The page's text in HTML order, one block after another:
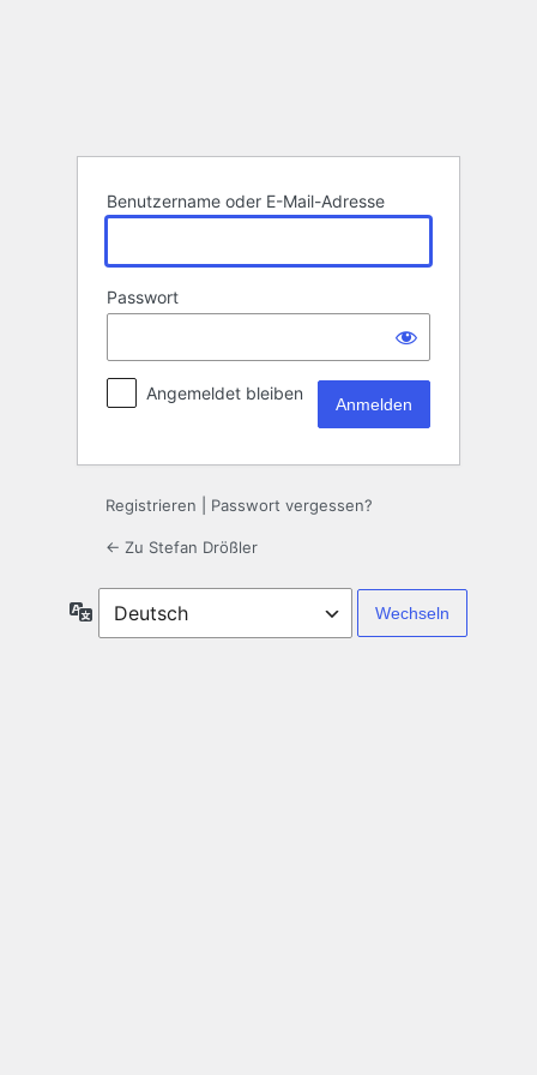
Benutzername oder E-Mail-Adresse
Passwort
Angemeldet bleiben
Registrieren Passwort vergessen?
← Zu Stefan Drößler